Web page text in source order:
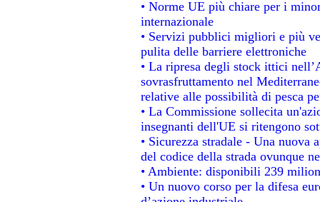
• Norme UE più chiare per i
internazionale
• Servizi pubblici migliori e più
pulita delle barriere elettroniche
• La ripresa degli stock ittici
sovrasfruttamento nel
relative alle possibilità di pesca
• La Commissione sollecita
insegnanti dell'UE si ritengono
• Sicurezza stradale - Una nuova
del codice della strada ovunque
• Ambiente: disponibili 239
• Un nuovo corso per la difesa